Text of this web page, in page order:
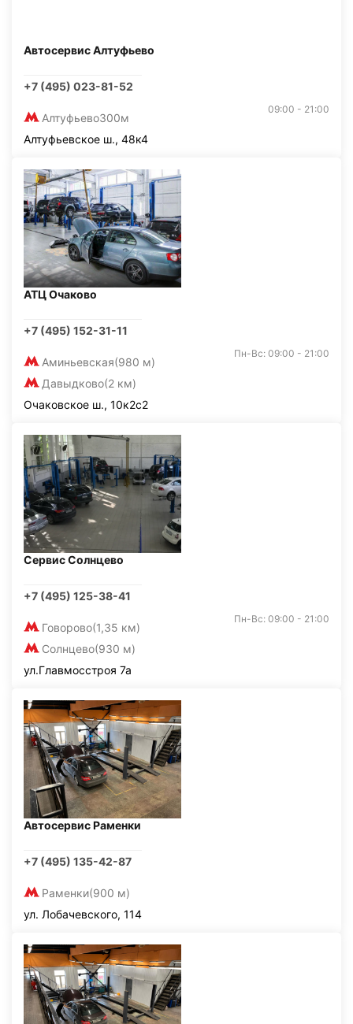
Автосервис Алтуфьево
+7 (495) 023-81-52
Алтуфьево300м
09:00 - 21:00
Алтуфьевское ш., 48к4
АТЦ Очаково
+7 (495) 152-31-11
Аминьевская(980 м)
Давыдково(2 км)
Пн-Вс: 09:00 - 21:00
Очаковское ш., 10к2с2
Сервис Солнцево
+7 (495) 125-38-41
Говорово(1,35 км)
Солнцево(930 м)
Пн-Вс: 09:00 - 21:00
ул.Главмосстроя 7а
Автосервис Раменки
+7 (495) 135-42-87
Раменки(900 м)
ул. Лобачевского, 114